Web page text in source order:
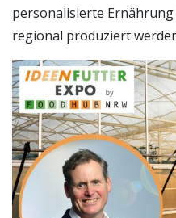
personalisierte
regional produziert